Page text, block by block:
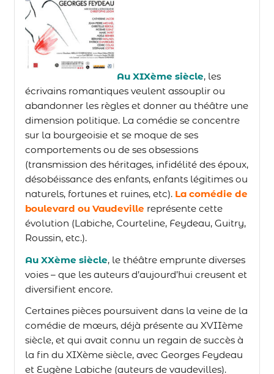
Au XIXème siècle, les
écrivains romantiques veulent assouplir ou
abandonner les règles et donner au théâtre une
dimension politique. La comédie se concentre
sur la bourgeoisie et se moque de ses
comportements ou de ses obsessions
(transmission des héritages, infidélité des époux,
désobéissance des enfants, enfants légitimes ou
naturels, fortunes et ruines, etc). La comédie de
boulevard ou Vaudeville représente cette
évolution (Labiche, Courteline, Feydeau, Guitry,
Roussin, etc.).
Au XXème siècle, le théâtre emprunte diverses
voies – que les auteurs d’aujourd’hui creusent et
diversifient encore.
Certaines pièces poursuivent dans la veine de la
comédie de mœurs, déjà présente au XVIIème
siècle, et qui avait connu un regain de succès à
la fin du XIXème siècle, avec Georges Feydeau
et Eugène Labiche (auteurs de vaudevilles).